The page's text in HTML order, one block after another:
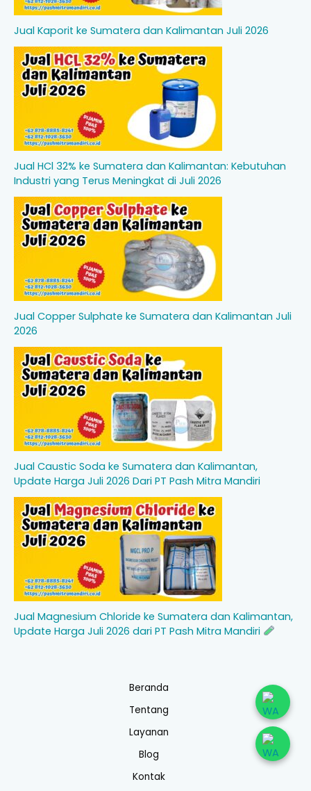
Jual Kaporit ke Sumatera dan Kalimantan Juli 2026
Jual HCl 32% ke Sumatera dan Kalimantan: Kebutuhan
Industri yang Terus Meningkat di Juli 2026
Jual Copper Sulphate ke Sumatera dan Kalimantan Juli
2026
Jual Caustic Soda ke Sumatera dan Kalimantan,
Update Harga Juli 2026 Dari PT Pash Mitra Mandiri
Jual Magnesium Chloride ke Sumatera dan Kalimantan,
Update Harga Juli 2026 dari PT Pash Mitra Mandiri
Beranda
Tentang
Layanan
Blog
Kontak